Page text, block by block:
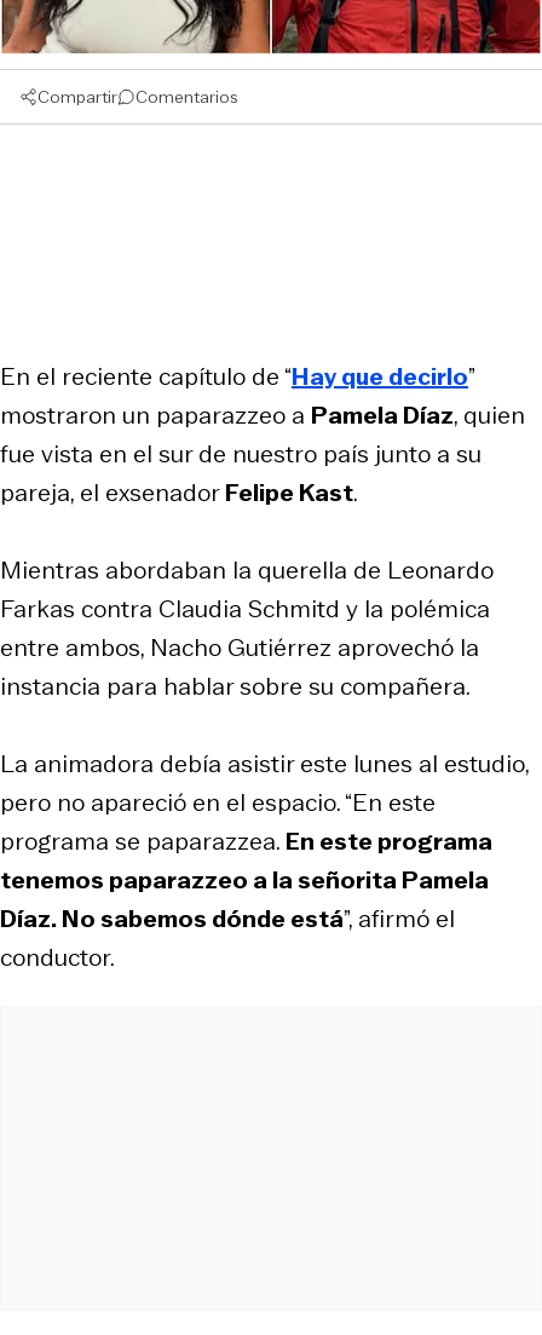
Compartir Comentarios
En el reciente capítulo de “Hay que decirlo”
mostraron un paparazzeo a Pamela Díaz, quien
fue vista en el sur de nuestro país junto a su
pareja, el exsenadorFelipe Kast.
Mientras abordaban la querella de Leonardo
Farkas contra Claudia Schmitd y la polémica
entre ambos, Nacho Gutiérrez aprovechó la
instancia para hablar sobre su compañera.
La animadora debía asistir este lunes al estudio,
pero no apareció en el espacio. “En este
programa se paparazzea. En este programa
tenemos paparazzeo a la señorita Pamela
Díaz. No sabemos dónde está”, afirmó el
conductor.